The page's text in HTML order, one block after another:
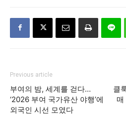
Previous article
부여의 밤, 세계를 걷다…
‘2026 부여 국가유산 야행’에
외국인 시선 모였다
클
매